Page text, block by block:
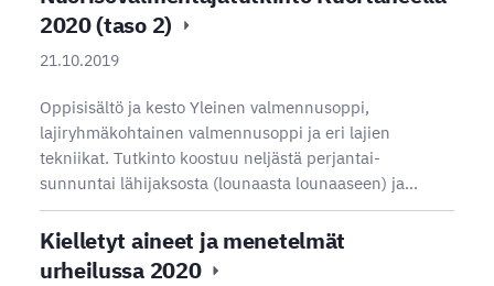
2020 (taso 2)
21.10.2019
Oppisisältö ja kesto Yleinen valmennusoppi,
lajiryhmäkohtainen valmennusoppi ja eri lajien
tekniikat. Tutkinto koostuu neljästä perjantai-
sunnuntai lähijaksosta (lounaasta lounaaseen) ja…
Kielletyt aineet ja menetelmät
urheilussa 2020